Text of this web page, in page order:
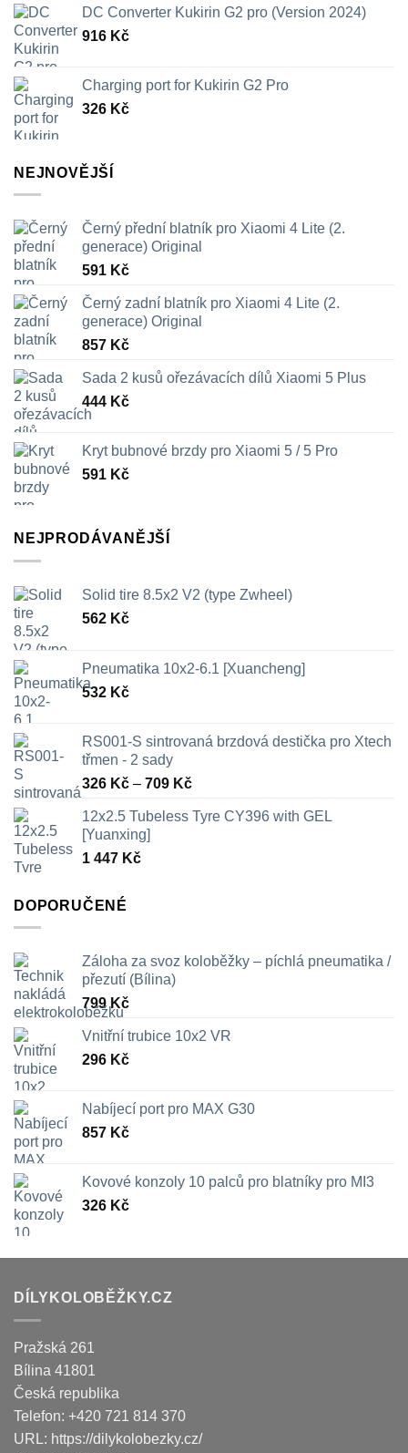
DC Converter Kukirin G2 pro (Version 2024)
916 Kč
Charging port for Kukirin G2 Pro
326 Kč
NEJNOVĚJŠÍ
Černý přední blatník pro Xiaomi 4 Lite (2.
generace) Original
591 Kč
Černý zadní blatník pro Xiaomi 4 Lite (2.
generace) Original
857 Kč
Sada 2 kusů ořezávacích dílů Xiaomi 5 Plus
444 Kč
Kryt bubnové brzdy pro Xiaomi 5 / 5 Pro
591 Kč
NEJPRODÁVANĚJŠÍ
Solid tire 8.5x2 V2 (type Zwheel)
562 Kč
Pneumatika 10x2-6.1 [Xuancheng]
532 Kč
RS001-S sintrovaná brzdová destička pro Xtech
třmen - 2 sady
326 Kč – 709 KčRozpětí
326 Kč
12x2.5 Tubeless Tyre CY396 with GEL
[Yuanxing]
1 447 Kč
DOPORUČENÉ
Záloha za svoz koloběžky – píchlá pneumatika /
přezutí (Bílina)
799Kč
Vnitřní trubice 10x2 VR
296 Kč
Nabíjecí port pro MAX G30
857 Kč
Kovové konzoly 10 palců pro blatníky pro MI3
326 Kč
DÍLYKOLOBĚŽKY.CZ
Pražská 261
Bílina 41801
Česká republika
Telefon: +420 721 814 370
URL: https://dilykolobezky.cz/